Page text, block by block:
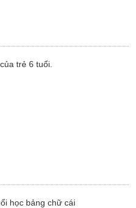
trẻ 6 tuổi.
học bảng chữ cái